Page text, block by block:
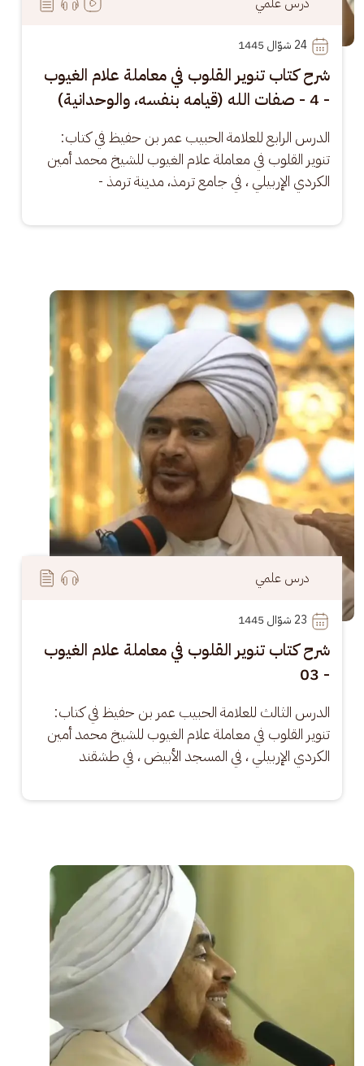
24
شرح كتاب تنوير القلوب في معاملة علام الغيوب
- 4 - صفات الله (قيامه بنفسه، والوحدانية)
الدرس الرابع للعلامة الحبيب عمر بن حفيظ في كتاب:
تنوير القلوب في معاملة علام الغيوب للشيخ محمد أمين
الكردي الإربيلي ، في جامع ترمذ، مدينة ترمذ -
الصورة
درس علمي
23
شرح كتاب تنوير القلوب في معاملة علام الغيوب
- 03
الدرس الثالث للعلامة الحبيب عمر بن حفيظ في كتاب:
تنوير القلوب في معاملة علام الغيوب للشيخ محمد أمين
الكردي الإربيلي ، في المسجد الأبيض ، في طشقند
الصورة